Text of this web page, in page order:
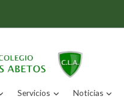
Servicios Noticias